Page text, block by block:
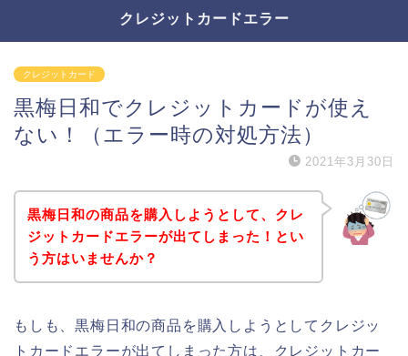
クレジットカードエラー
クレジットカード
黒梅日和でクレジットカードが使え
ない！（エラー時の対処方法）
2021年3月30日
黒梅日和の商品を購入しようとして、クレ
ジットカードエラーが出てしまった！とい
う方はいませんか？
もしも、黒梅日和の商品を購入しようとしてクレジッ
トカードエラーが出てしまった方は、クレジットカー